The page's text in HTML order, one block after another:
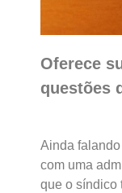
Oferece
questões
Ainda
com uma
que o síndico